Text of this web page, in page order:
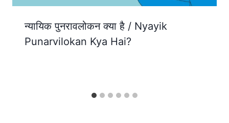
न्यायिक पुनरावलोकन क्या है / Nyayik
Punarvilokan Kya Hai?